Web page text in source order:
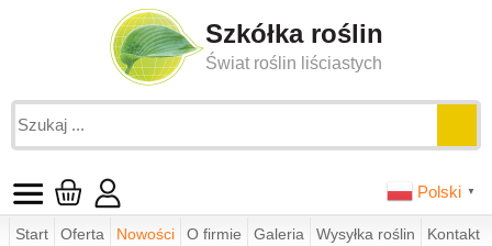
Szkółka roślin
Świat roślin liściastych
Polski ▼
Start Oferta Nowości O firmie Galeria Wysyłka roślin Kontakt